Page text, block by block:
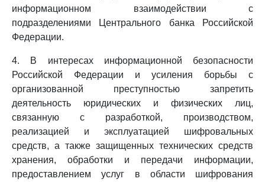
информационном взаимодействии с
подразделениями Центрального банка Российской
Федерации.
4. В интересах информационной безопасности
Российской Федерации и усиления борьбы с
организованной преступностью запретить
деятельность юридических и физических лиц,
связанную с разработкой, производством,
реализацией и эксплуатацией шифровальных
средств, а также защищенных технических средств
хранения, обработки и передачи информации,
предоставлением услуг в области шифрования